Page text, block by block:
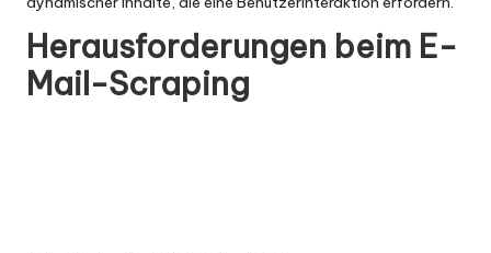
Herausforderungen beim E-
Mail-Scraping